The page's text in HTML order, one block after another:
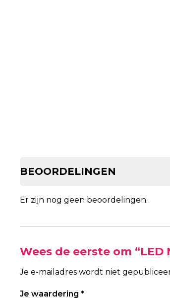
BEOORDELINGEN
Er zijn nog geen beoordelingen.
Wees de eerste om
Je e-mailadres wordt niet
Je waardering *